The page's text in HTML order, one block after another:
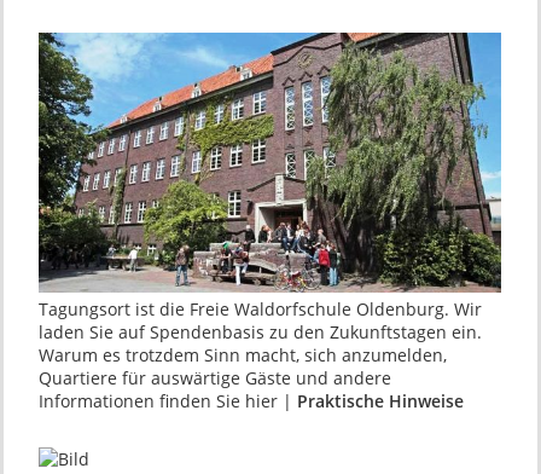
Tagungsort ist die Freie Waldorfschule Oldenburg. Wir
laden Sie auf Spendenbasis zu den Zukunftstagen ein.
Warum es trotzdem Sinn macht, sich anzumelden,
Quartiere für auswärtige Gäste und andere
Informationen finden Sie hier | Praktische Hinweise